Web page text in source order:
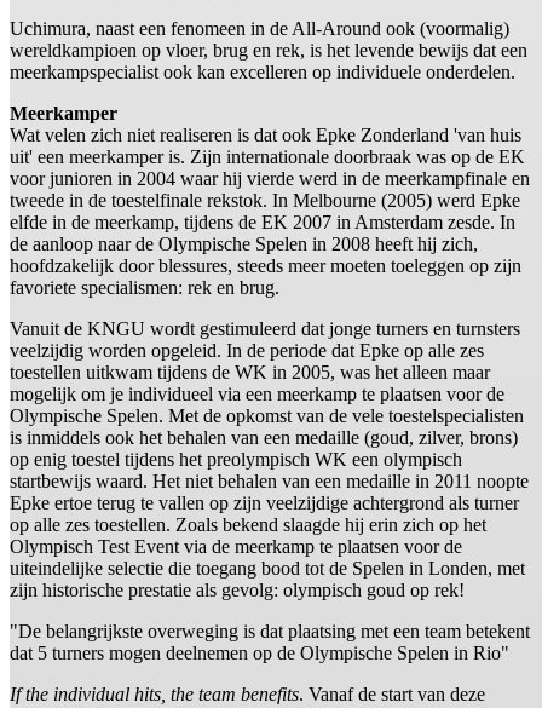
Uchimura, naast een fenomeen in de All-Around ook (voormalig)
wereldkampioen op vloer, brug en rek, is het levende bewijs dat een
meerkampspecialist ook kan excelleren op individuele onderdelen.
Meerkamper
Wat velen zich niet realiseren is dat ook Epke Zonderland 'van huis
uit' een meerkamper is. Zijn internationale doorbraak was op de EK
voor junioren in 2004 waar hij vierde werd in de meerkampfinale en
tweede in de toestelfinale rekstok. In Melbourne (2005) werd Epke
elfde in de meerkamp, tijdens de EK 2007 in Amsterdam zesde. In
de aanloop naar de Olympische Spelen in 2008 heeft hij zich,
hoofdzakelijk door blessures, steeds meer moeten toeleggen op zijn
favoriete specialismen: rek en brug.
Vanuit de KNGU wordt gestimuleerd dat jonge turners en turnsters
veelzijdig worden opgeleid. In de periode dat Epke op alle zes
toestellen uitkwam tijdens de WK in 2005, was het alleen maar
mogelijk om je individueel via een meerkamp te plaatsen voor de
Olympische Spelen. Met de opkomst van de vele toestelspecialisten
is inmiddels ook het behalen van een medaille (goud, zilver, brons)
op enig toestel tijdens het preolympisch WK een olympisch
startbewijs waard. Het niet behalen van een medaille in 2011 noopte
Epke ertoe terug te vallen op zijn veelzijdige achtergrond als turner
op alle zes toestellen. Zoals bekend slaagde hij erin zich op het
Olympisch Test Event via de meerkamp te plaatsen voor de
uiteindelijke selectie die toegang bood tot de Spelen in Londen, met
zijn historische prestatie als gevolg: olympisch goud op rek!
"De belangrijkste overweging is dat plaatsing met een team betekent
dat 5 turners mogen deelnemen op de Olympische Spelen in Rio"
If the individual hits, the team benefits. Vanaf de start van deze